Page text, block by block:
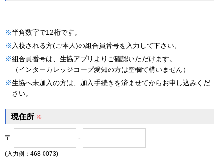
※半角数字で12桁です。
※ 入校される方(ご本人)の組合員番号を入力して下さい。
※組合員番号は、生協アプリよりご確認いただけます。
（インターカレッジコープ愛知の方は空欄で構いません）
※生協へ未加入の方は、加入手続きを済ませてからお申し込みくだ
さい。
現住所 ※
〒 -
(入力例：468-0073)